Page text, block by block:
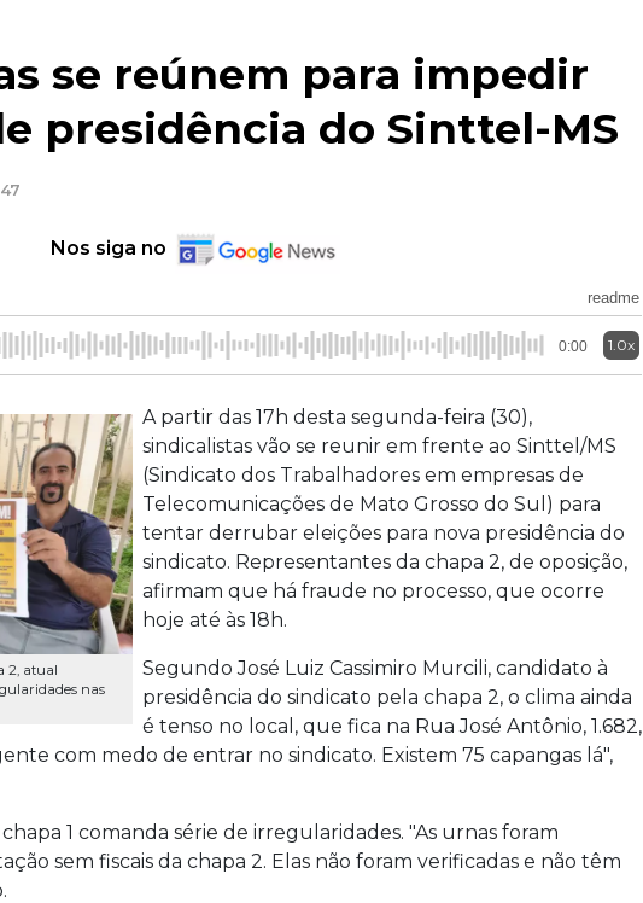
se reúnem para impedir
presidência do Sinttel-MS
Nos siga no
readme
0:00 1.0x
2, atual
nas
A partir das 17h desta segunda-feira (30),
sindicalistas vão se reunir em frente ao Sinttel/MS
(Sindicato dos Trabalhadores em empresas de
Telecomunicações de Mato Grosso do Sul) para
tentar derrubar eleições para nova presidência do
sindicato. Representantes da chapa 2, de oposição,
afirmam que há fraude no processo, que ocorre
hoje até às 18h.
Segundo José Luiz Cassimiro Murcili, candidato à
presidência do sindicato pela chapa 2, o clima ainda
é tenso no local, que fica na Rua José Antônio, 1.682,
com medo de entrar no sindicato. Existem 75 capangas lá",
1 comanda série de irregularidades. "As urnas foram
sem fiscais da chapa 2. Elas não foram verificadas e não têm